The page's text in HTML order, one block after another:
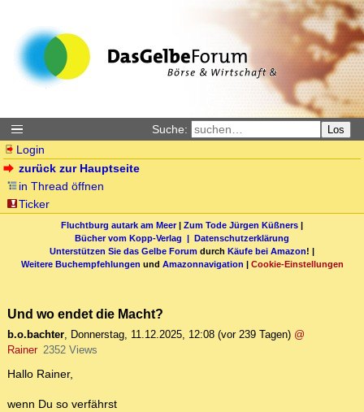
Suche: Los
Login
zurück zur Hauptseite
in Thread öffnen
Ticker
Fluchtburg autark am Meer| Zum Tode Jürgen Küßners |
Bücher vom Kopp-Verlag | Datenschutzerklärung
Unterstützen Sie das Gelbe Forum durch Käufe bei Amazon! |
Weitere Buchempfehlungen und Amazonnavigation | Cookie-Einstellungen
Und wo endet die Macht?
b.o.bachter, Donnerstag, 11.12.2025, 12:08 (vor 239 Tagen) @
Rainer 2352 Views
Hallo Rainer,
wenn Du so verfährst